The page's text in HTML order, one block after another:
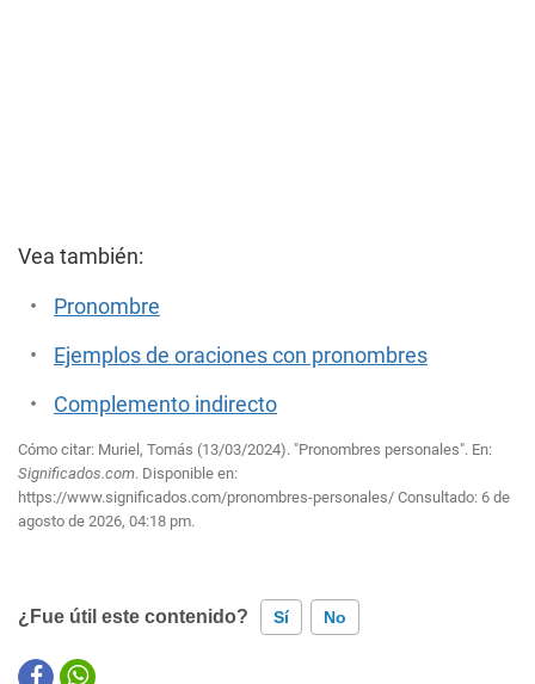
Vea también:
Pronombre
Ejemplos de oraciones con pronombres
Complemento indirecto
Cómo citar: Muriel, Tomás (13/03/2024). "Pronombres personales". En:
Significados.com. Disponible en:
https://www.significados.com/pronombres-personales/ Consultado: 6 de
agosto de 2026, 04:18 pm.
¿Fue útil este contenido? Sí No